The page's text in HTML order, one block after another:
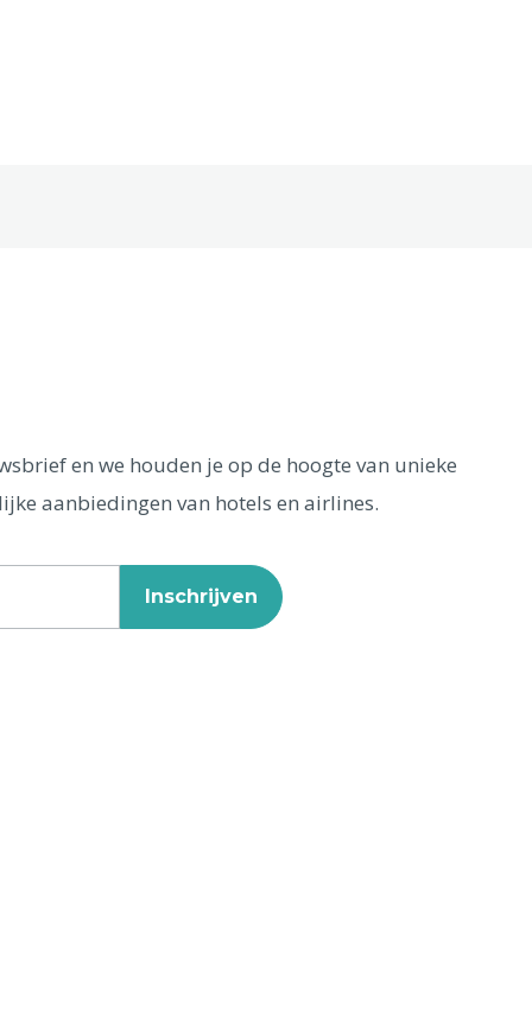
en we houden je op de hoogte van unieke
aanbiedingen van hotels en airlines.
Inschrijven